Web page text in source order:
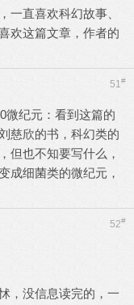
一直喜欢科幻故事、
欢这篇文章，作者的
51#
微纪元：看到这篇的
慈欣的书，科幻类的
但也不知要写什么，
成细菌类的微纪元，
52#
，没信息读完的，一